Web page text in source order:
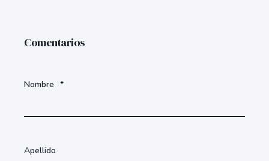
Comentarios
Nombre *
Apellido